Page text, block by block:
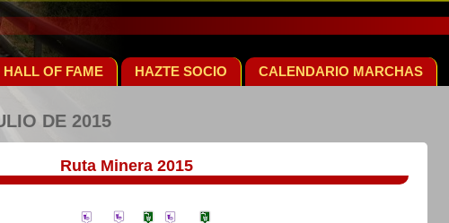
HALL OF FAME HAZTE SOCIO CALENDARIO MARCHAS
DE 2015
Ruta Minera 2015